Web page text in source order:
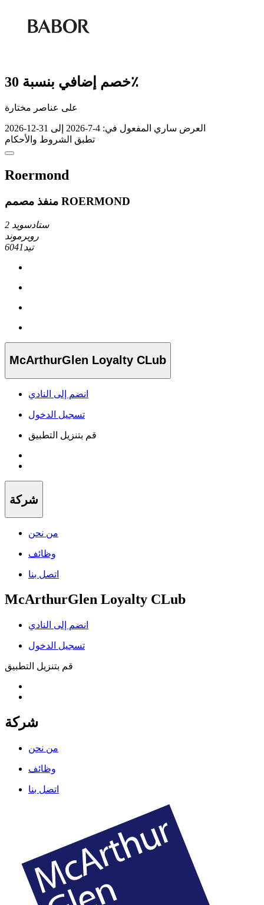
خصم إضافي بنسبة 30٪
على عناصر مختارة
العرض ساري المفعول في: 4-7-2026 إلى 31-12-2026
تطبق الشروط والأحكام
Roermond
منفذ مصمم ROERMOND
ستادسويد 2
رويرموند
6041تيد
McArthurGlen Loyalty CLub
انضم إلى النادي
تسجيل الدخول
قم بتنزيل التطبيق
شركة
من نحن
وظائف
اتصل بنا
McArthurGlen Loyalty CLub
انضم إلى النادي
تسجيل الدخول
قم بتنزيل التطبيق
شركة
من نحن
وظائف
اتصل بنا